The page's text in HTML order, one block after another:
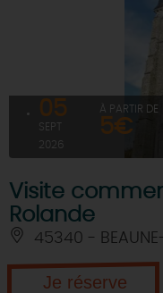
05
SEPT
2026
À PARTIR DE
5€
Visite
Rolande
45340 -
Je réserve